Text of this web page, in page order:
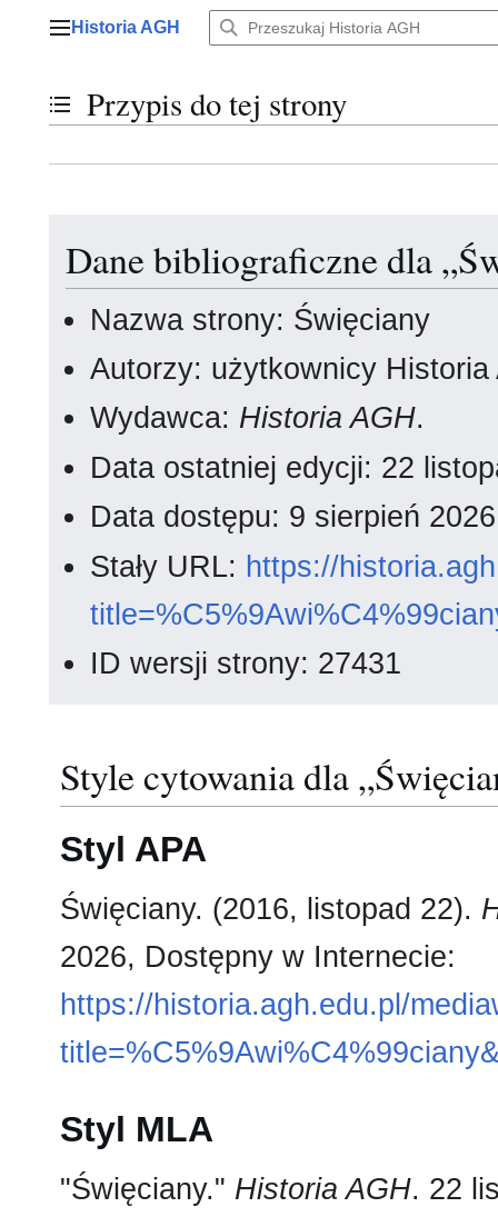
Menu główne
Historia AGH
Przełącz stan spisu treści
Przypis do tej strony
Dane bibliograficzne dla
Nazwa strony: Święciany
Autorzy: użytkownicy Historia
Wydawca: Historia AGH.
Data ostatniej edycji: 22
Data dostępu: 9 sierpień
Stały URL: https://
ID wersji strony: 27431
Style cytowania dla
Styl APA
Święciany. (2016, listopad 22).
2026, Dostępny w Internecie:
https://historia.agh.edu.pl/
Styl MLA
"Święciany." Historia AGH. 22